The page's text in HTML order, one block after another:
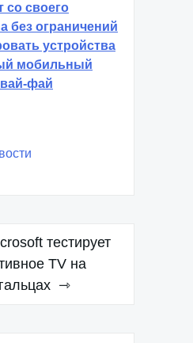
со своего
без ограничений
устройства
мобильный
фай
тестирует
TV на